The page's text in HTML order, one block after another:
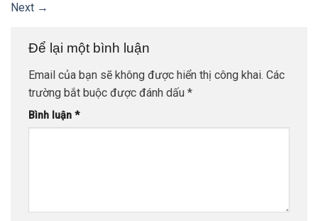
Next →
Để lại một bình luận
Email của bạn sẽ không được hiển thị công khai. Các
trường bắt buộc được đánh dấu *
Bình luận *